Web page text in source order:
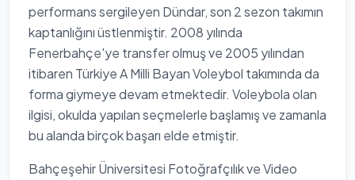
performans sergileyen Dündar, son 2 sezon takımın
kaptanlığını üstlenmiştir. 2008 yılında
Fenerbahçe'ye transfer olmuş ve 2005 yılından
itibaren Türkiye A Milli Bayan Voleybol takımında da
forma giymeye devam etmektedir. Voleybola olan
ilgisi, okulda yapılan seçmelerle başlamış ve zamanla
bu alanda birçok başarı elde etmiştir.
Bahçeşehir Üniversitesi Fotoğrafçılık ve Video